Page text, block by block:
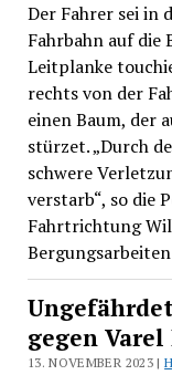
Der Fahrer sei in
Fahrbahn auf die
Leitplanke
rechts von der
einen Baum, der
stürzet. „Durch
schwere
verstarb“, so die
Fahrtrichtung
gegen Varel
13. NOVEMBER 2023 |